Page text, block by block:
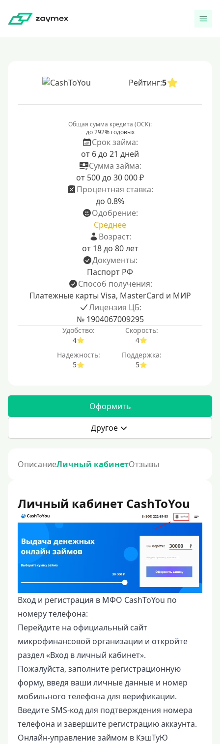
Рейтинг:5
Общая сумма кредита (ОСК):
до 292% годовых
Срок займа:
от 6 до 21 дней
Сумма займа:
от 500 до 30 000 ₽
Процентная ставка:
до 0.8%
Одобрение:
Среднее
Возраст:
от 18 до 80 лет
Документы:
Паспорт РФ
Способ получения:
Платежные карты Visa, MasterCard и МИР
Лицензия ЦБ:
№ 1904067009295
Удобство:
4
Скорость:
4
Надежность:
5
Поддержка:
5
Оформить
Другое
ОписаниеЛичный кабинетОтзывы
Личный кабинет CashToYou
Вход и регистрация в МФО CashToYou по
номеру телефона:
Перейдите на официальный сайт
микрофинансовой организации и откройте
раздел «Вход в личный кабинет».
Пожалуйста, заполните регистрационную
форму, введя ваши личные данные и номер
мобильного телефона для верификации.
Введите SMS-код для подтверждения номера
телефона и завершите регистрацию аккаунта.
Онлайн-управление займом в КэшТуЮ